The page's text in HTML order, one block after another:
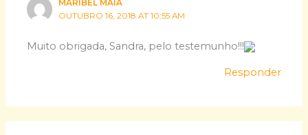
MARIBEL MAIA
OUTUBRO 16, 2018 AT 10:55 AM
Muito obrigada, Sandra, pelo testemunho!!!
Responder